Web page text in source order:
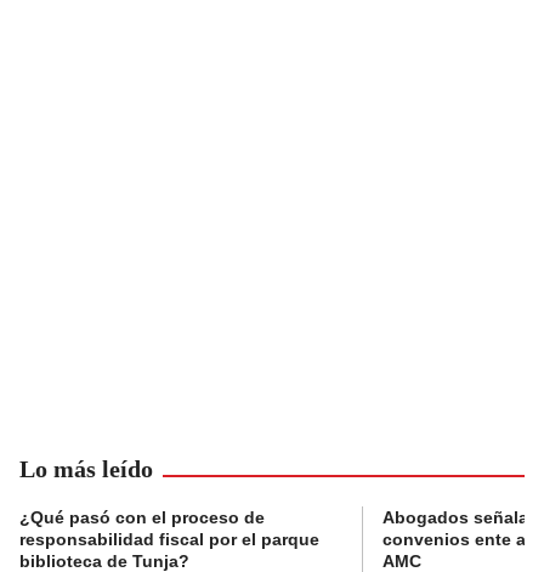
Lo más leído
¿Qué pasó con el proceso de
responsabilidad fiscal por el parque
biblioteca de Tunja?
Abogados
convenios ente
AMC